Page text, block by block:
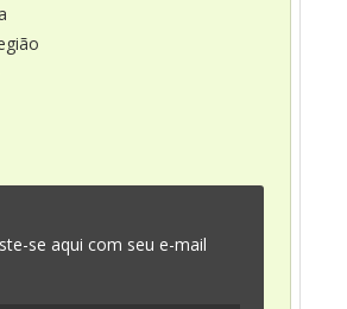
se aqui com seu e-mail